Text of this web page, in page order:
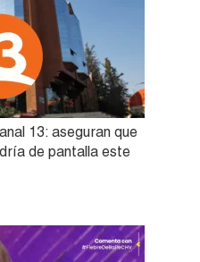
13: aseguran que
de pantalla este